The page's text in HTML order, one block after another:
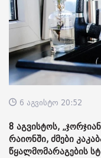
6 აგვისტო 20:52
8 აგვისტოს,
რაიონში, ძმები
წყალმომარაგების